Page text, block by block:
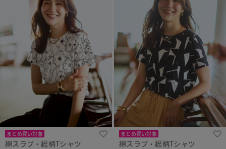
まとめ買い対象
綿スラブ・総柄Tシャツ
まとめ買い対象
綿スラブ・総柄Tシャツ